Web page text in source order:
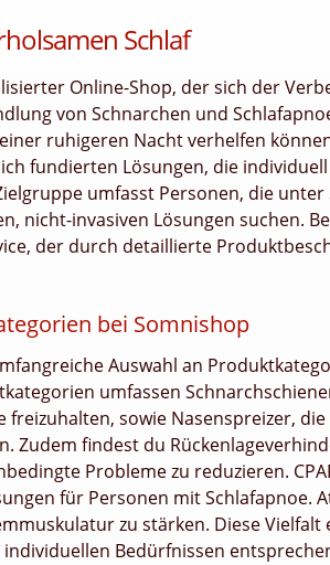
Schlaf
Online-Shop, der sich der
von Schnarchen und
ruhigeren Nacht verhelfen
fundierten Lösungen, die
umfasst Personen, die
nicht-invasiven Lösungen suchen.
der durch detaillierte
bei Somnishop
Auswahl an
umfassen
freizuhalten, sowie Nasenspreizer,
Zudem findest du
Probleme zu reduzieren.
für Personen mit Schlafapnoe.
zu stärken. Diese
Bedürfnissen